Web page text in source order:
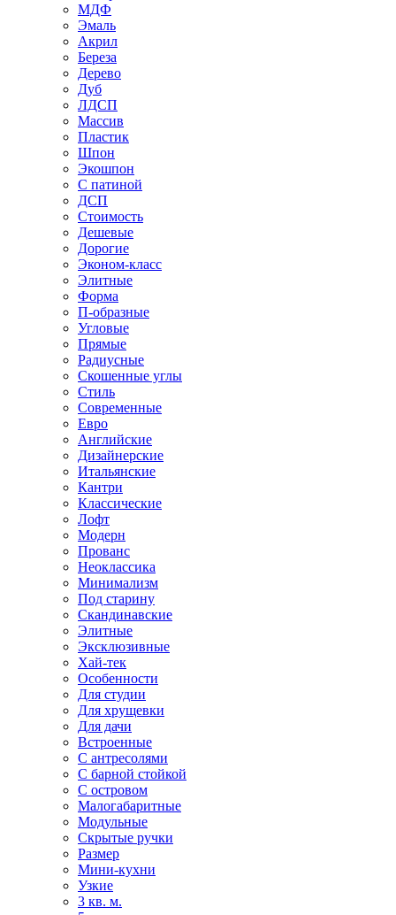
МДФ
Эмаль
Акрил
Береза
Дерево
Дуб
ЛДСП
Массив
Пластик
Шпон
Экошпон
С патиной
ДСП
Стоимость
Дешевые
Дорогие
Эконом-класс
Элитные
Форма
П-образные
Угловые
Прямые
Радиусные
Скошенные углы
Стиль
Современные
Евро
Английские
Дизайнерские
Итальянские
Кантри
Классические
Лофт
Модерн
Прованс
Неоклассика
Минимализм
Под старину
Скандинавские
Элитные
Эксклюзивные
Хай-тек
Особенности
Для студии
Для хрущевки
Для дачи
Встроенные
С антресолями
С барной стойкой
С островом
Малогабаритные
Модульные
Скрытые ручки
Размер
Мини-кухни
Узкие
3 кв. м.